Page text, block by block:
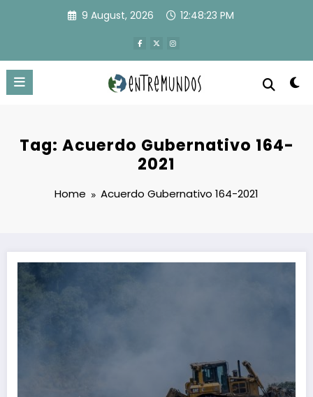
9 August, 2026 12:48:24 PM
Tag: Acuerdo Gubernativo 164-
2021
Home Acuerdo Gubernativo 164-2021